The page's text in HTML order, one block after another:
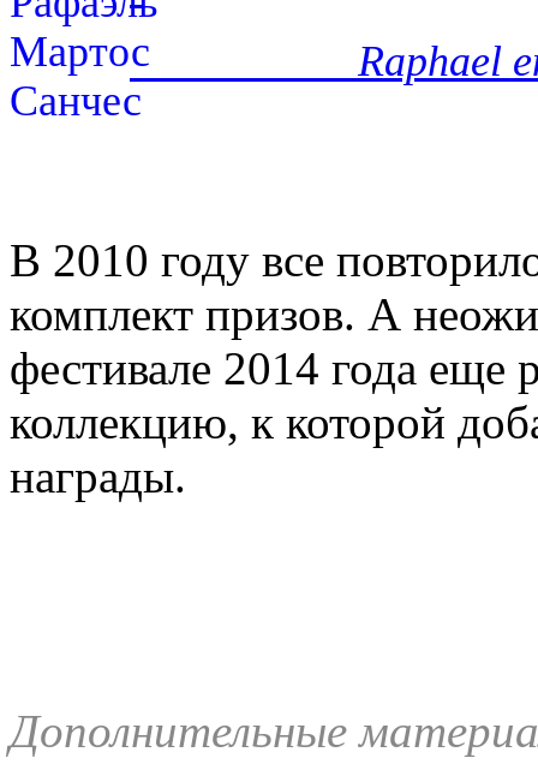
Raphael
В 2010 году все
комплект призов. А
фестивале 2014 года еще
коллекцию, к которой
награды.
Дополнительные